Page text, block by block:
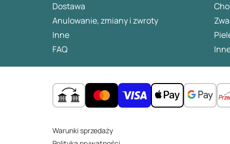
Dostawa
Anulowanie, zmiany i zwroty
Inne
FAQ
Warunki sprzedaży